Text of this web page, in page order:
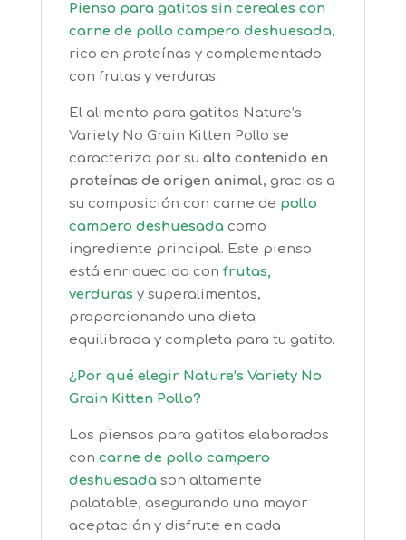
Pienso para gatitos sin cereales con
carne de pollo campero deshuesada,
rico en proteínas y complementado
con frutas y verduras.
El alimento para gatitos Nature’s
Variety No Grain Kitten Pollo se
caracteriza por su alto contenido en
proteínas de origen animal, gracias a
su composición con carne de pollo
campero deshuesadacomo
ingrediente principal. Este pienso
está enriquecido con frutas,
verduras y superalimentos,
proporcionando una dieta
equilibrada y completa para tu gatito.
¿Por qué elegir Nature’s Variety No
Grain Kitten Pollo?
Los piensos para gatitos elaborados
con carne de pollo campero
deshuesadason altamente
palatable, asegurando una mayor
aceptación y disfrute en cada